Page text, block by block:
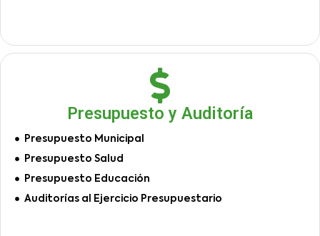
Presupuesto y Auditoría
Presupuesto Municipal
Presupuesto Salud
Presupuesto Educación
Auditorías al Ejercicio Presupuestario